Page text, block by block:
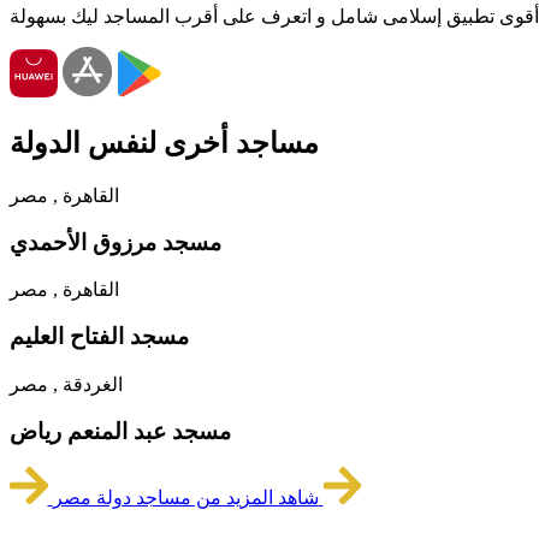
تطبيق إسلامى شامل و اتعرف على أقرب المساجد ليك بسهولة
مساجد أخرى لنفس الدولة
القاهرة , مصر
مسجد مرزوق الأحمدي
القاهرة , مصر
مسجد الفتاح العليم
الغردقة , مصر
مسجد عبد المنعم رياض